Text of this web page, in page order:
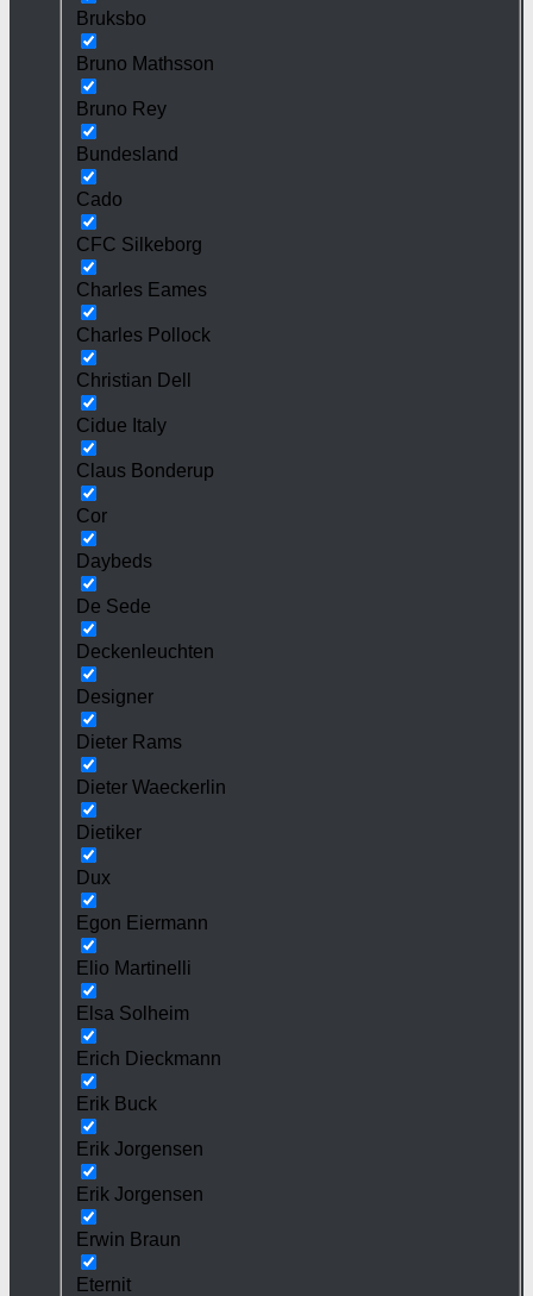
Bruksbo
Bruno Mathsson
Bruno Rey
Bundesland
Cado
CFC Silkeborg
Charles Eames
Charles Pollock
Christian Dell
Cidue Italy
Claus Bonderup
Cor
Daybeds
De Sede
Deckenleuchten
Designer
Dieter Rams
Dieter Waeckerlin
Dietiker
Dux
Egon Eiermann
Elio Martinelli
Elsa Solheim
Erich Dieckmann
Erik Buck
Erik Jorgensen
Erik Jorgensen
Erwin Braun
Eternit